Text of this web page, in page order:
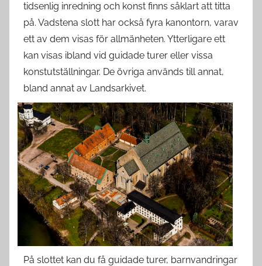
tidsenlig inredning och konst finns såklart att titta
på. Vadstena slott har också fyra kanontorn, varav
ett av dem visas för allmänheten. Ytterligare ett
kan visas ibland vid guidade turer eller vissa
konstutställningar. De övriga används till annat,
bland annat av Landsarkivet.
På slottet kan du få guidade turer, barnvandringar